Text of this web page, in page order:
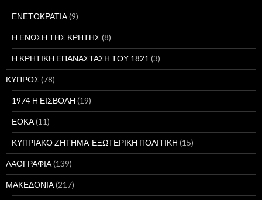
ΕΝΕΤΟΚΡΑΤΙΑ(9)
Η ΕΝΩΣΗ ΤΗΣ ΚΡΗΤΗΣ(8)
Η ΚΡΗΤΙΚΗ ΕΠΑΝΑΣΤΑΣΗ ΤΟΥ 1821 (3)
ΚΥΠΡΟΣ(78)
1974 Η ΕΙΣΒΟΛΗ (19)
ΕΟΚΑ(11)
ΚΥΠΡΙΑΚΟ ΖΗΤΗΜΑ-ΕΞΩΤΕΡΙΚΗ ΠΟΛΙΤΙΚΗ (15)
ΛΑΟΓΡΑΦΙΑ(139)
ΜΑΚΕΔΟΝΙΑ(217)